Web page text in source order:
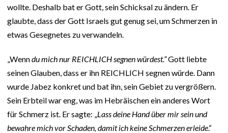
wollte. Deshalb bat er Gott, sein Schicksal zu ändern. Er
glaubte, dass der Gott Israels gut genug sei, um Schmerzen in
etwas Gesegnetes zu verwandeln.
„Wenndu mich nur REICHLICH segnen würdest.”Gott liebte
seinen Glauben, dass er ihn REICHLICH segnen würde. Dann
wurde Jabez konkret und bat ihn, sein Gebiet zu vergrößern.
Sein Erbteil war eng, was im Hebräischen ein anderes Wort
für Schmerz ist. Er sagte: „ Lass deine Hand über mir sein und
bewahre mich vor Schaden, damit ich keine Schmerzen erleide.“